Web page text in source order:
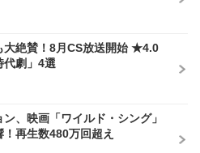
大絶賛！8月CS放送開始 ★4.0
代劇」4選
ン、映画「ワイルド・シング」
再生数480万回超え